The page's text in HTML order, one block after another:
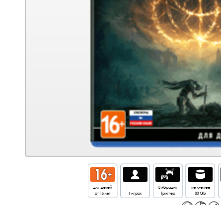
для детей
от 16 лет
1 игрок
Вибрация
Триггер
не менее
80 Gb